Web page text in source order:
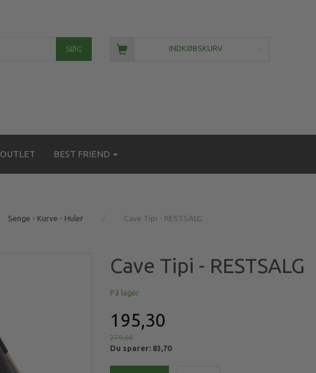
SØG INDKØBSKURV
OUTLET BEST FRIEND
Senge - Kurve - Huler Cave Tipi - RESTSALG
Cave Tipi - RESTSALG
På lager
195,30
279,00
Du sparer: 83,70